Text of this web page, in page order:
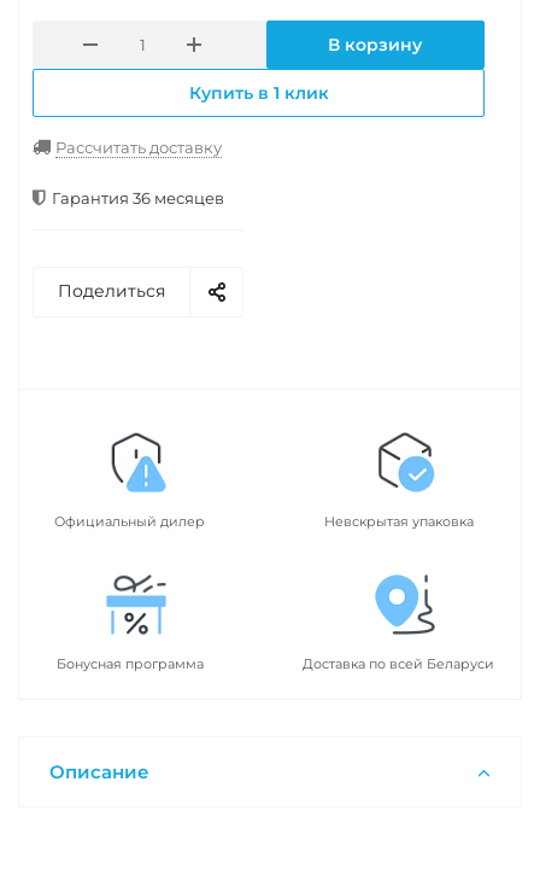
В корзину
Купить в 1 клик
Рассчитать доставку
Гарантия 36 месяцев
Поделиться
Официальный дилер Невскрытая упаковка
Бонусная программа Доставка по всей Беларуси
Описание